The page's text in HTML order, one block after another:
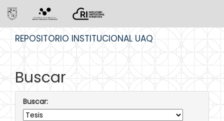
REPOSITORIO INSTITUCIONAL UAQ
Buscar
Buscar: